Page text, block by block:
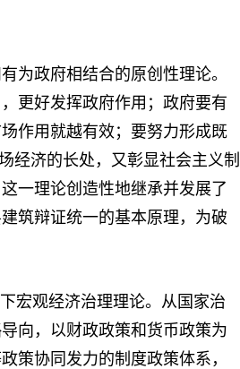
政府相结合的原创性理论。
更好发挥政府作用；政府要有
作用就越有效；要努力形成既
经济的长处，又彰显社会主义制
一理论创造性地继承并发展了
筑辩证统一的基本原理，为破
宏观经济治理理论。从国家治
向，以财政政策和货币政策为
策协同发力的制度政策体系，